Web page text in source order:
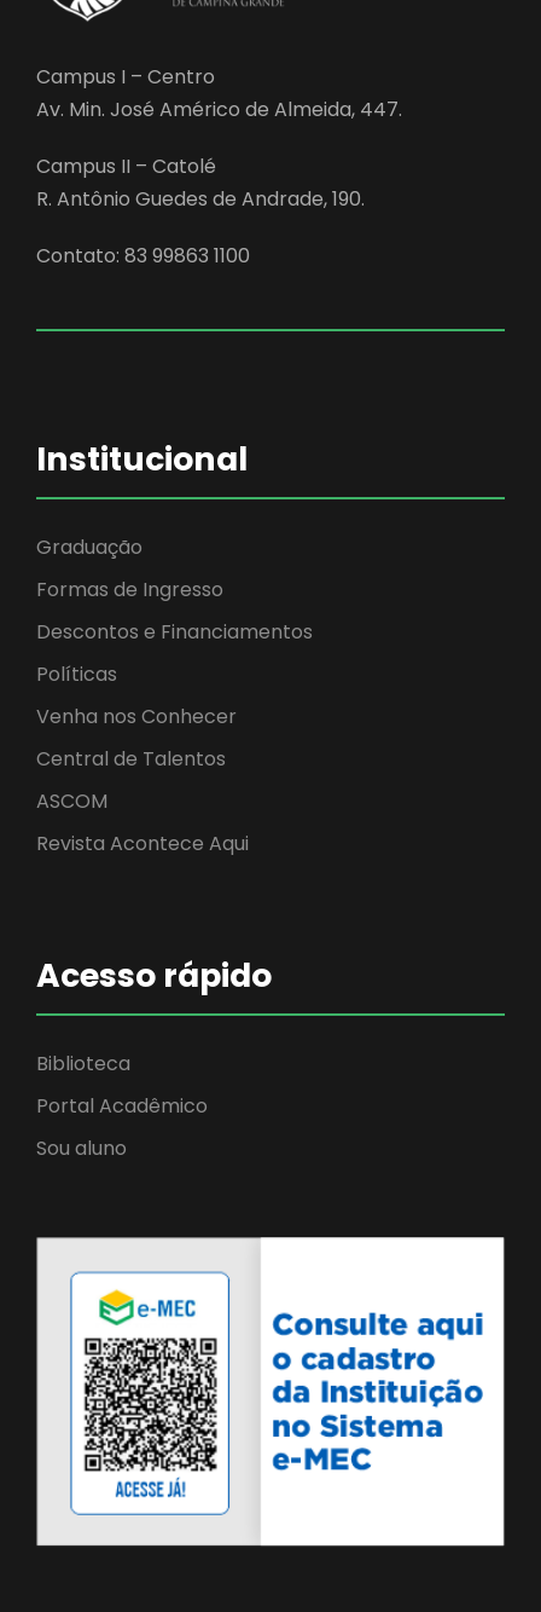
Campus I – Centro
Av. Min. José Américo de Almeida, 447.
Campus II – Catolé
R. Antônio Guedes de Andrade, 190.
Contato: 83 99863 1100
Institucional
Graduação
Formas de Ingresso
Descontos e Financiamentos
Políticas
Venha nos Conhecer
Central de Talentos
ASCOM
Revista Acontece Aqui
Acesso rápido
Biblioteca
Portal Acadêmico
Sou aluno